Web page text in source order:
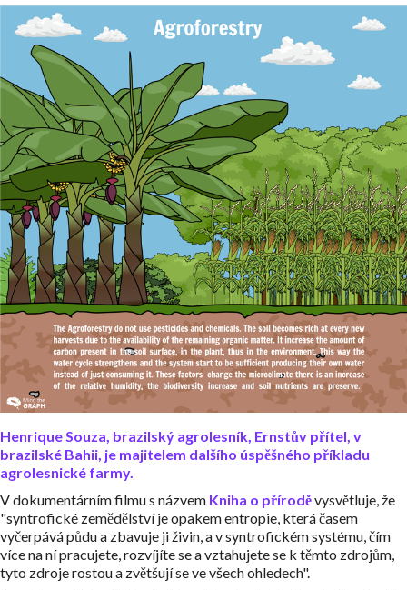
Henrique Souza, brazilský agrolesník, Ernstův přítel, v
brazilské Bahii, je majitelem dalšího úspěšného příkladu
agrolesnické farmy.
V dokumentárním filmu s názvem Kniha o příroděvysvětluje, že
"syntrofické zemědělství je opakem entropie, která časem
vyčerpává půdu a zbavuje ji živin, a v syntrofickém systému, čím
více na ní pracujete, rozvíjíte se a vztahujete se k těmto zdrojům,
tyto zdroje rostou a zvětšují se ve všech ohledech".